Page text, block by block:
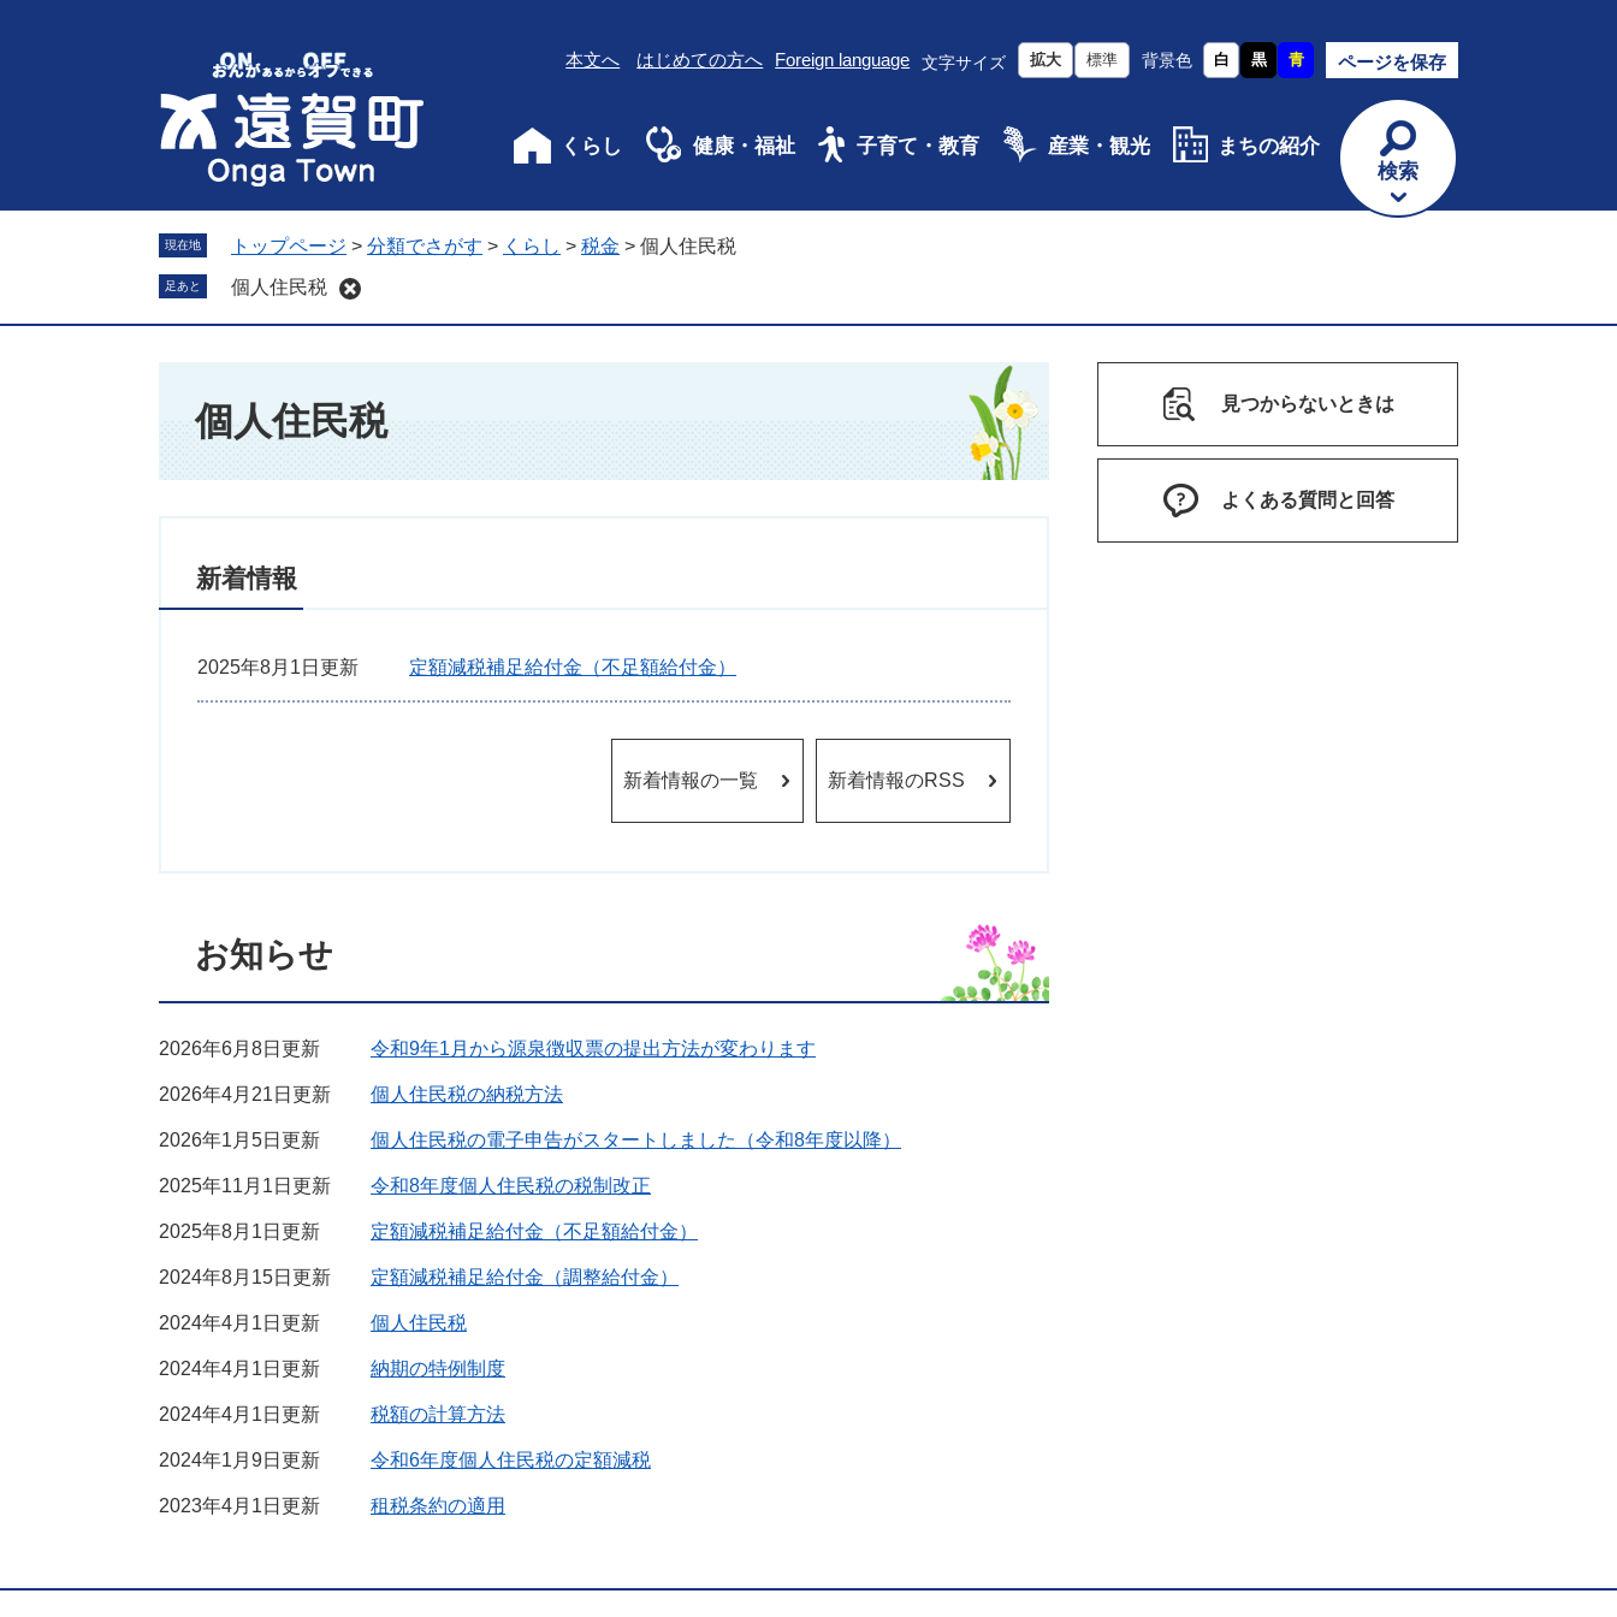
す
し
へ
本文へ はじめての方へ Foreign language 文字サイズ 拡大 標準 背景色 白 黒 青 ページを保存
くらし 健康・福祉 子育て・教育 産業・観光
まちの紹介
検索
現在地 トップページ > 分類でさがす > くらし > 税金 > 個人住民税
足あと 個人住民税
個人住民税
新着情報
2025年8月1日更新 定額減税補足給付金（不足額給付金）
新着情報の一覧 新着情報のRSS
お知らせ
2026年6月8日更新 令和9年1月から源泉徴収票の提出方法が変わります
2026年4月21日更新 個人住民税の納税方法
2026年1月5日更新 個人住民税の電子申告がスタートしました（令和8年度以降）
2025年11月1日更新 令和8年度個人住民税の税制改正
2025年8月1日更新 定額減税補足給付金（不足額給付金）
2024年8月15日更新 定額減税補足給付金（調整給付金）
2024年4月1日更新 個人住民税
2024年4月1日更新 納期の特例制度
2024年4月1日更新 税額の計算方法
2024年1月9日更新 令和6年度個人住民税の定額減税
2023年4月1日更新 租税条約の適用
見つからないときは
よくある質問と回答